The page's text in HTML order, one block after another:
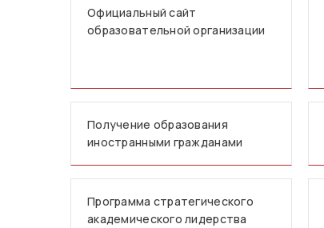
Официальный сайт
образовательной организации
Получение образования
иностранными гражданами
Программа стратегического
академического лидерства